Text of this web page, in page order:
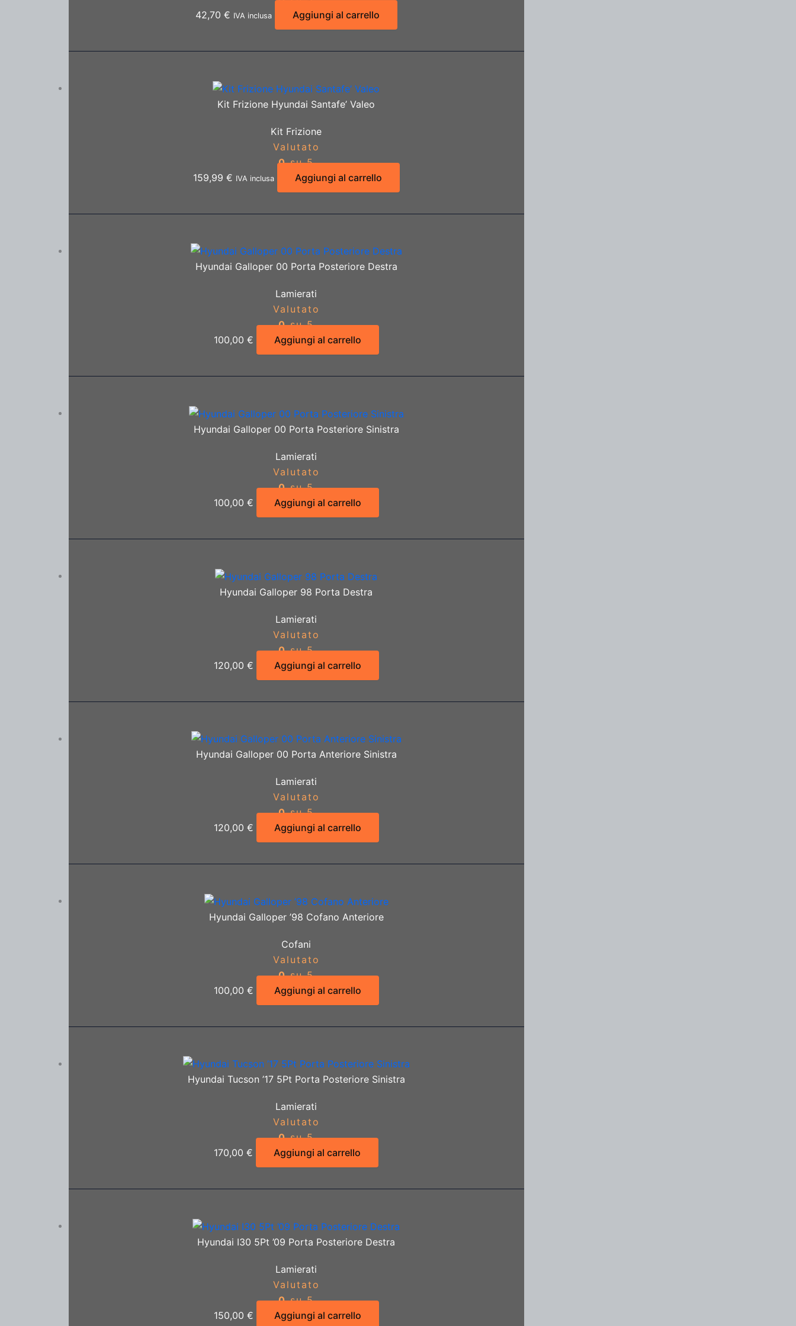
42,70 € IVA inclusa Aggiungi al carrello
Kit Frizione Hyundai Santafe’ Valeo
Kit Frizione
Valutato
0su 5
159,99 € IVA inclusa Aggiungi al carrello
Hyundai Galloper 00 Porta Posteriore Destra
Lamierati
Valutato
0su 5
100,00 € Aggiungi al carrello
Hyundai Galloper 00 Porta Posteriore Sinistra
Lamierati
Valutato
0su 5
100,00 € Aggiungi al carrello
Hyundai Galloper 98 Porta Destra
Lamierati
Valutato
0su 5
120,00 € Aggiungi al carrello
Hyundai Galloper 00 Porta Anteriore Sinistra
Lamierati
Valutato
0su 5
120,00 € Aggiungi al carrello
Hyundai Galloper ’98 Cofano Anteriore
Cofani
Valutato
0su 5
100,00 € Aggiungi al carrello
Hyundai Tucson ’17 5Pt Porta Posteriore Sinistra
Lamierati
Valutato
0su 5
170,00€ Aggiungi al carrello
Hyundai I30 5Pt ’09 Porta Posteriore Destra
Lamierati
Valutato
0su 5
150,00 € Aggiungi al carrello